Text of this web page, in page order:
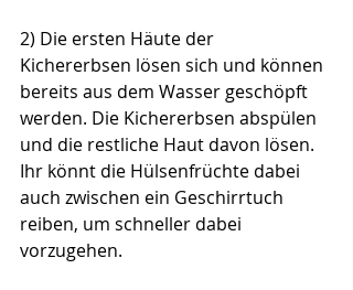
2) Die ersten Häute der
Kichererbsen lösen sich und können
bereits aus dem Wasser geschöpft
werden. Die Kichererbsen abspülen
und die restliche Haut davon lösen.
Ihr könnt die Hülsenfrüchte dabei
auch zwischen ein Geschirrtuch
reiben, um schneller dabei
vorzugehen.